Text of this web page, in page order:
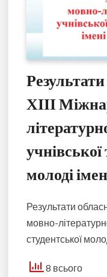
ХІІІ
учнівської
молоді
Результати
мовно-
студентської
8 всього